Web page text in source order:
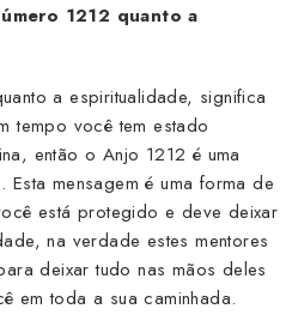
1212 quanto a
a espiritualidade, significa
tempo você tem estado
então o Anjo 1212 é uma
mensagem é uma forma de
está protegido e deve deixar
na verdade estes mentores
deixar tudo nas mãos deles
em toda a sua caminhada.